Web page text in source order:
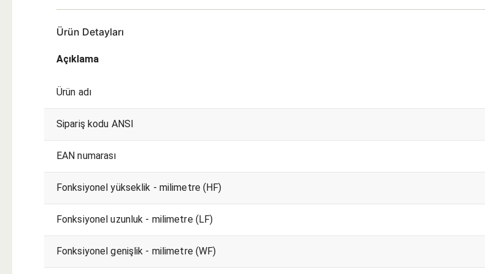
Ürün Detayları
Açıklama
Ürün adı
Sipariş kodu ANSI
EAN numarası
Fonksiyonel yükseklik - milimetre (HF)
Fonksiyonel uzunluk - milimetre (LF)
Fonksiyonel genişlik - milimetre (WF)